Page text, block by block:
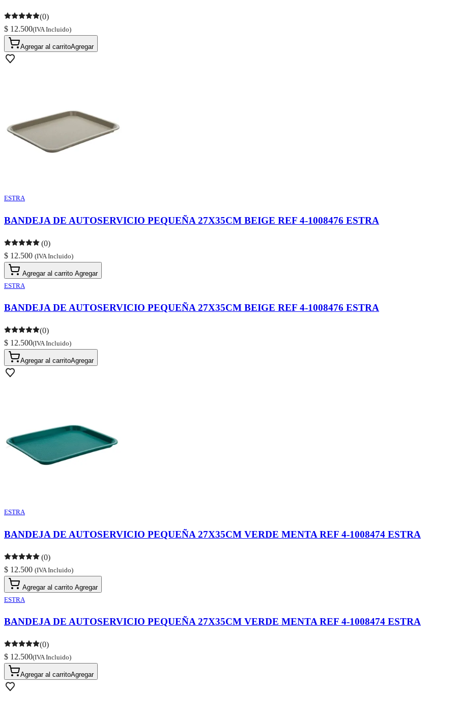
(0)
$ 12.500(IVA Incluido)
Agregar al carritoAgregar
ESTRA
BANDEJA DE AUTOSERVICIO PEQUEÑA 27X35CM BEIGE REF 4-1008476 ESTRA
(0)
$ 12.500 (IVA Incluido)
Agregar al carrito Agregar
ESTRA
BANDEJA DE AUTOSERVICIO PEQUEÑA 27X35CM BEIGE REF 4-1008476 ESTRA
(0)
$ 12.500(IVA Incluido)
Agregar al carritoAgregar
ESTRA
BANDEJA DE AUTOSERVICIO PEQUEÑA 27X35CM VERDE MENTA REF 4-1008474 ESTRA
(0)
$ 12.500 (IVA Incluido)
Agregar al carrito Agregar
ESTRA
BANDEJA DE AUTOSERVICIO PEQUEÑA 27X35CM VERDE MENTA REF 4-1008474 ESTRA
(0)
$ 12.500(IVA Incluido)
Agregar al carritoAgregar